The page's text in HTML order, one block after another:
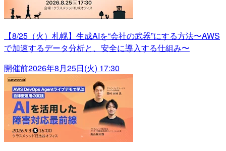
【8/25（火）札幌】生成AIを“会社の武器”にする方法〜AWS
で加速するデータ分析と、安全に導入する仕組み〜
開催前2026年8月25日(火) 17:30